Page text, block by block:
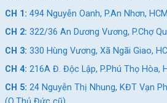
CH 1: 494 Nguyễn Oanh, P.An Nhơn,
CH 2: 322/36 An Dương Vương, P.Chợ
CH 3: 330 Hùng Vương, Xã Ngãi Giao,
CH 4: 216A Đ. Độc Lập, P.Phú Thọ Hòa,
CH 5: 24 Nguyễn Thị Nhung, KĐT Vạn